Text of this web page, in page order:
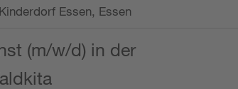
Essen, Essen
(m/w/d) in der